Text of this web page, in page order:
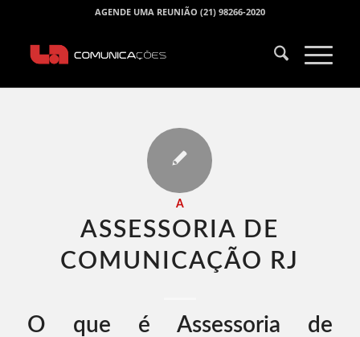
AGENDE UMA REUNIÃO (21) 98266-2020
A
ASSESSORIA DE
COMUNICAÇÃO RJ​
O que é Assessoria de